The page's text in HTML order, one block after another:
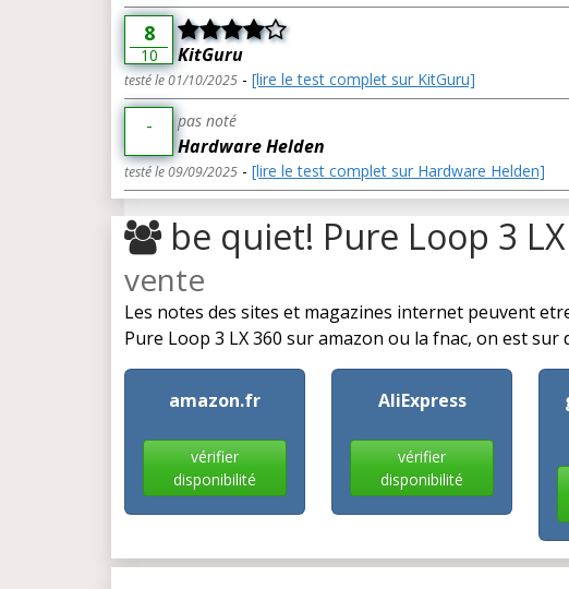
8
10 KitGuru
testé le 01/10/2025 - [lire le test complet sur KitGuru]
- pas noté
Hardware Helden
testé le 09/09/2025 - [lire le test complet sur Hardware Helden]
be quiet! Pure Loop 3
vente
Les notes des sites et magazines internet peuvent
Pure Loop 3 LX 360 sur amazon ou la fnac, on est
amazon.fr
vérifier
disponibilité
AliExpress
vérifier
disponibilité